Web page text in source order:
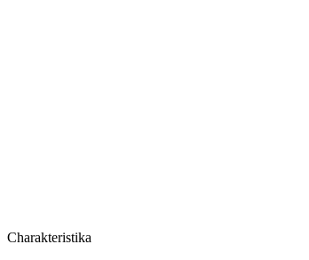
Charakteristika